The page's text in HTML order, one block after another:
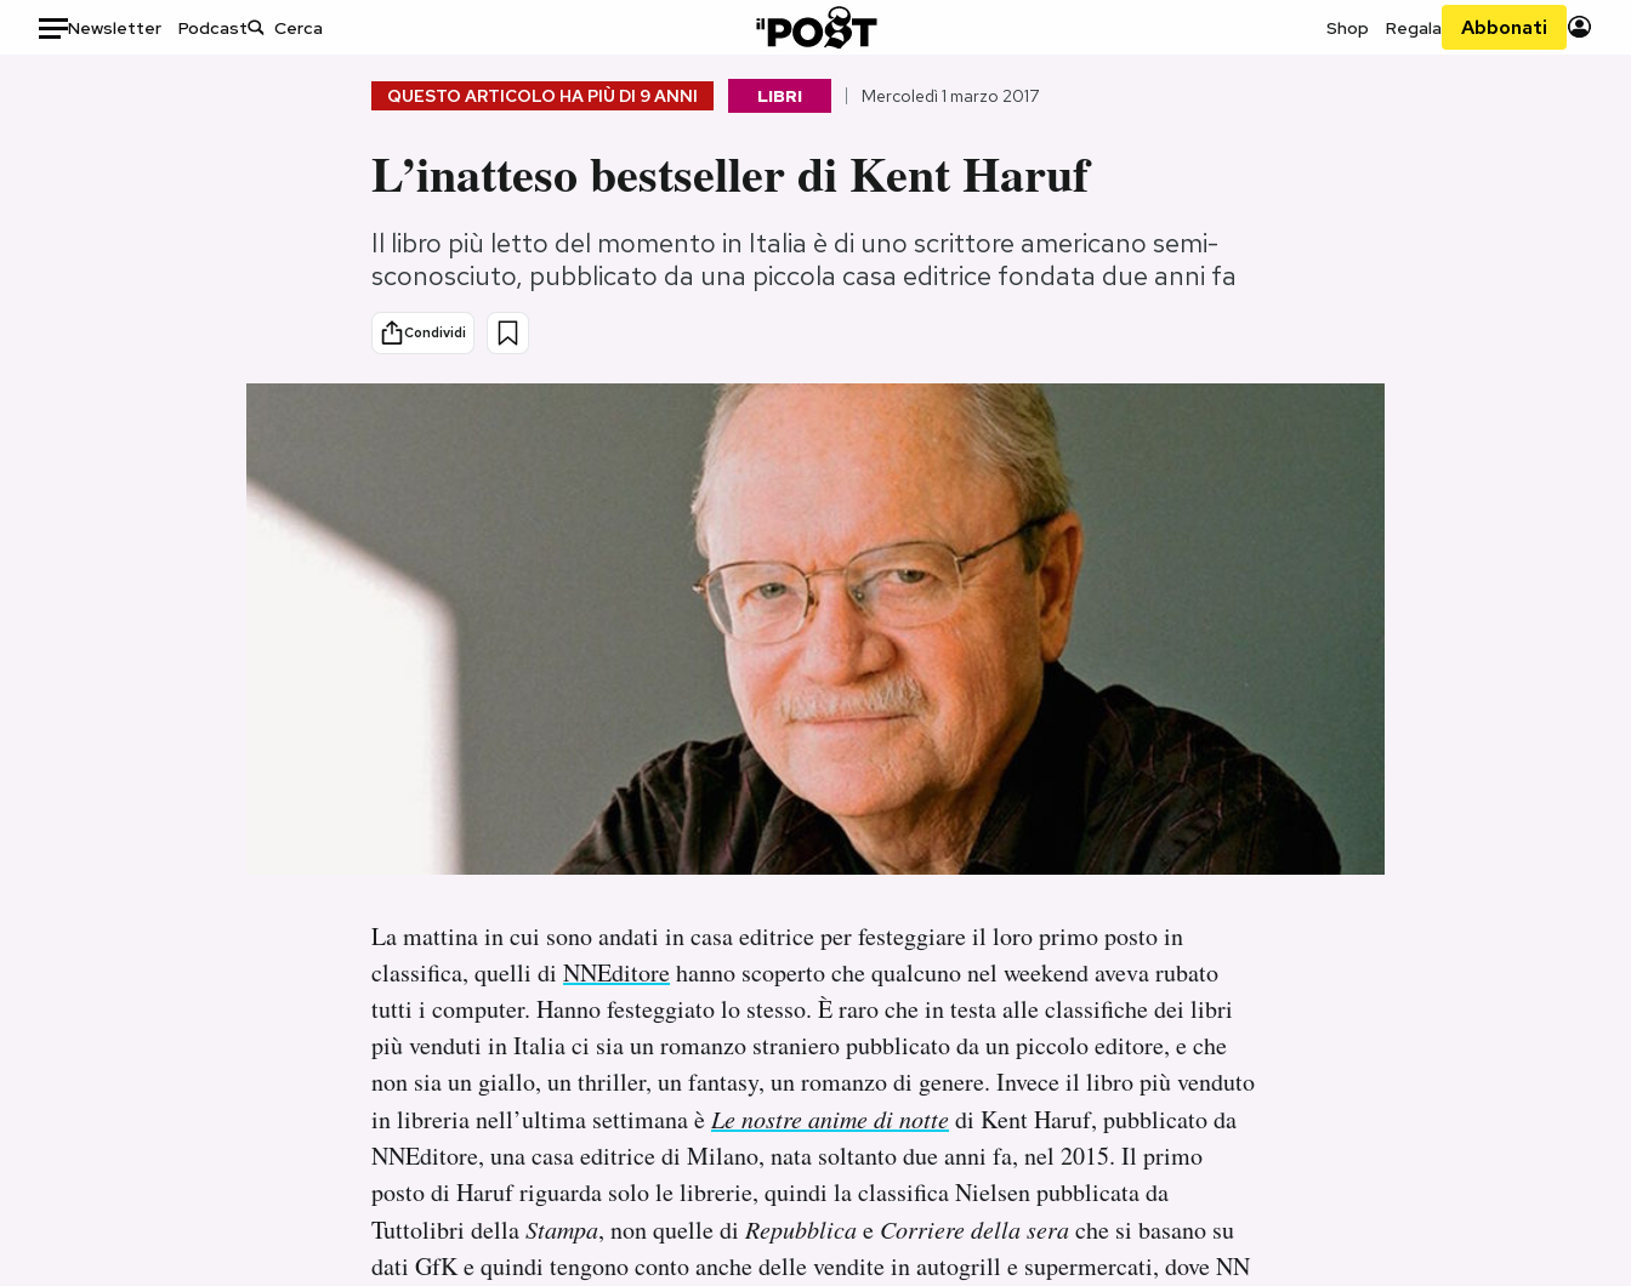
Newsletter Podcast Shop Regala Abbonati
Consumismi
Ok Boomer!
QUESTO ARTICOLO HA PIÙ DI 9 ANNI LIBRI Mercoledì 1 marzo 2017
L’inatteso bestseller di Kent Haruf
Il libro più letto del momento in Italia è di uno scrittore americano semi-
sconosciuto, pubblicato da una piccola casa editrice fondata due anni fa
Condividi
La mattina in cui sono andati in casa editrice per festeggiare il loro primo posto in
classifica, quelli di NNEditorehanno scoperto che qualcuno nel weekend aveva rubato
tutti i computer. Hanno festeggiato lo stesso. È raro che in testa alle classifiche dei libri
più venduti in Italia ci sia un romanzo straniero pubblicato da un piccolo editore, e che
non sia un giallo, un thriller, un fantasy, un romanzo di genere. Invece il libro più venduto
in libreria nell’ultima settimana èLe nostre anime di nottedi Kent Haruf, pubblicato da
NNEditore, una casa editrice di Milano, nata soltanto due anni fa, nel 2015. Il primo
posto di Haruf riguarda solo le librerie, quindi la classifica Nielsen pubblicata da
Tuttolibri dellaStampa, non quelle di Repubblicae Corriere della serache si basano su
dati GfK e quindi tengono conto anche delle vendite in autogrill e supermercati, dove NN